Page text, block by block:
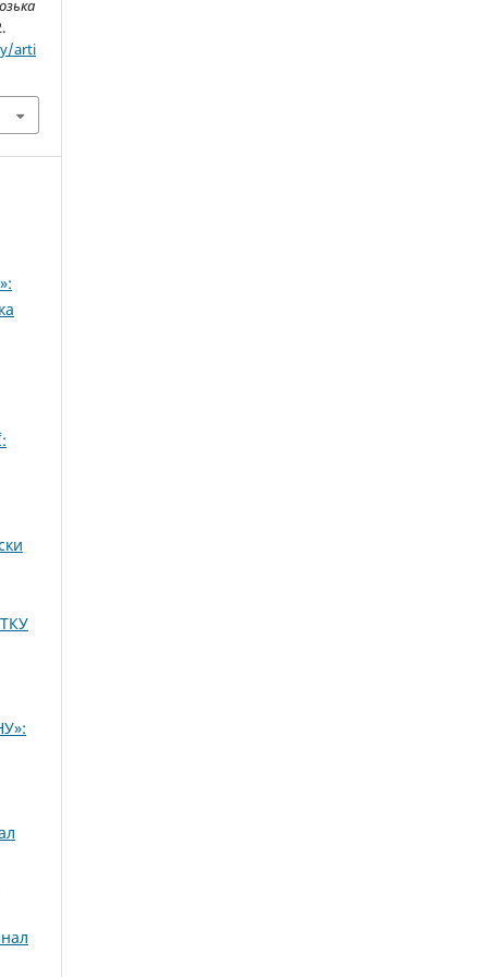
arti